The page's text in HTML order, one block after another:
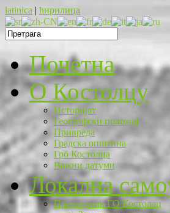
latinica | ћирилица
Почетна
O Костолцу
Историјат
Географски положај
Привреда
Градска општина
Грб Костолца
Важни датуми
Локална
Председник ГО Костолац